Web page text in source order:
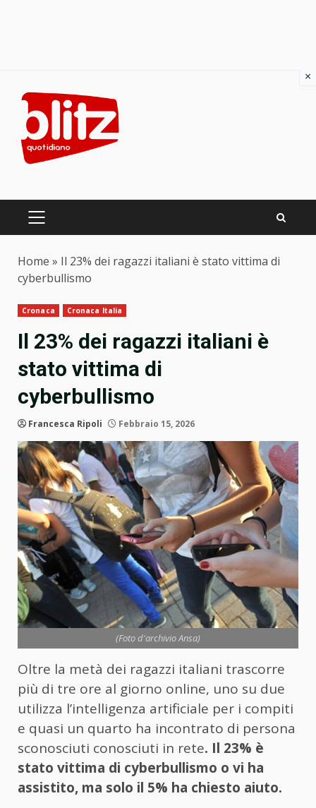
content
PRIMARY
Home » Il 23% dei ragazzi italiani è stato vittima di
cyberbullismo
Cronaca Cronaca Italia
Il 23% dei ragazzi italiani è
stato vittima di
cyberbullismo
Francesca Ripoli Febbraio 15, 2026
(Foto d'archivio Ansa)
Oltre la metà dei ragazzi italiani trascorre
più di tre ore al giorno online, uno su due
utilizza l’intelligenza artificiale per i compiti
e quasi un quarto ha incontrato di persona
sconosciuti conosciuti in rete. Il 23% è
stato vittima di cyberbullismo o vi ha
assistito, ma solo il 5% ha chiesto aiuto.
×